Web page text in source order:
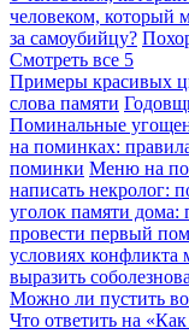
человеком, который
за самоубийцу?
Смотреть все 5
Примеры красивых
слова памяти
Поминальные
на поминках:
поминки Меню на
написать некролог:
уголок памяти дома:
провести первый
условиях конфликта
выразить
Можно ли пустить
Что ответить на